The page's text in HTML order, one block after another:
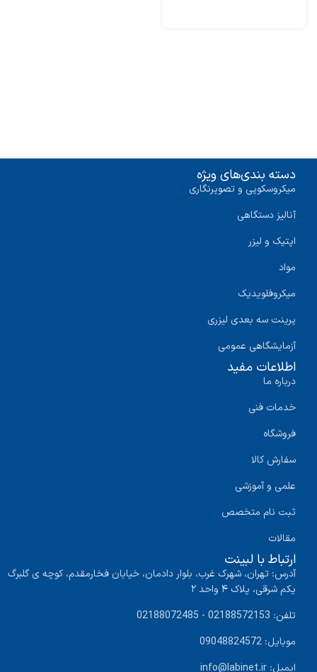
دسته بندی‌های ویژه
میکروسکوپی و تصویرنگاری
آنالیز دستگاهی
اپتیک و لیزر
مواد
میکروفلویدیک
پرینت سه‌ بعدی لیزری
آزمایشگاهی عمومی
اطلاعات مفید
درباره ما
خدمات فنی
فروشگاه
سفارش کالا
علمی و آموزشی
ثبت نام متخصص
مقالات
ارتباط با لبینت
آدرس: تهران، شهرک غرب، بلوار دادمان، خیابان فخارمقدم، کوچه ی گلبرگ
یکم شرقی، پلاک ۴ واحد ۲
تلفن: 02188572153 - 02188072485
موبایل: 09048824572
ایمیل: info@labinet.ir